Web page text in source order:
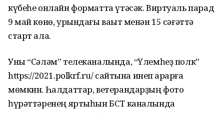
күбеһе онлайн форматта үтәсәк. Виртуаль парад
9 май көнө, урындағы ваҡыт менән 15 сәғәттә
старт ала.
Уны “Сәләм” телеканалында, “Үлемһеҙ полк”
https://2021.polkrf.ru/ сайтына инеп ҡарарға
мөмкин. Һалдаттар, ветерандарҙың фото
һүрәттәренең яртыһын БСТ каналында